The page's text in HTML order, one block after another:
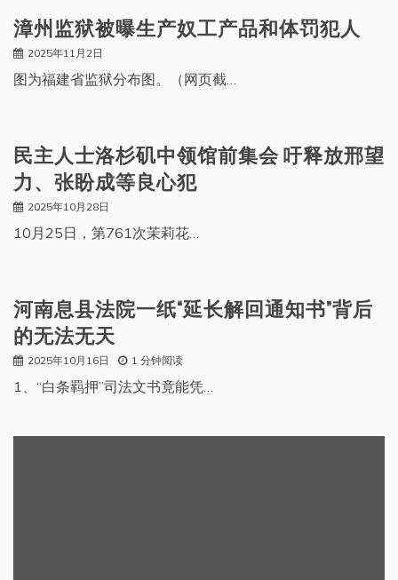
漳州监狱被曝生产奴工产品和体罚犯人
2025年11月2日
图为福建省监狱分布图。（网页截…
民主人士洛杉矶中领馆前集会 吁释放邢望
力、张盼成等良心犯
2025年10月28日
10月25日，第761次茉莉花…
河南息县法院一纸“延长解回通知书”背后
的无法无天
2025年10月16日 1 分钟阅读
1、“白条羁押”司法文书竟能凭…